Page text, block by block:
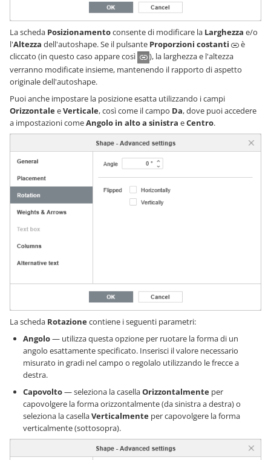
La scheda Posizionamentoconsente di modificare la Larghezza e/o
l'Altezza dell'autoshape. Se il pulsante Proporzioni costanti
è
cliccato (in questo caso appare così
), la larghezza e l'altezza
verranno modificate insieme, mantenendo il rapporto di aspetto
originale dell'autoshape.
Puoi anche impostare la posizione esatta utilizzando i campi
OrizzontaleeVerticale, così come il campo Da, dove puoi accedere
a impostazioni comeAngolo in alto a sinistra eCentro.
La scheda Rotazionecontiene i seguenti parametri:
Angolo— utilizza questa opzione per ruotare la forma di un
angolo esattamente specificato. Inserisci il valore necessario
misurato in gradi nel campo o regolalo utilizzando le frecce a
destra.
Capovolto— seleziona la casellaOrizzontalmente per
capovolgere la forma orizzontalmente (da sinistra a destra) o
seleziona la casellaVerticalmente per capovolgere la forma
verticalmente (sottosopra).